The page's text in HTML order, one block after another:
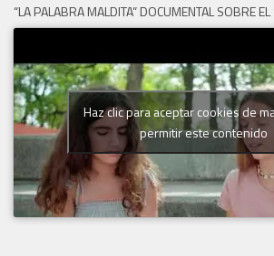
“LA PALABRA MALDITA” DOCUMENTAL SOBRE
Haz clic para aceptar cookies de
permitir este contenido